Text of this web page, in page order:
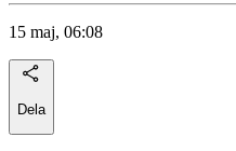
15 maj, 06:08
Dela